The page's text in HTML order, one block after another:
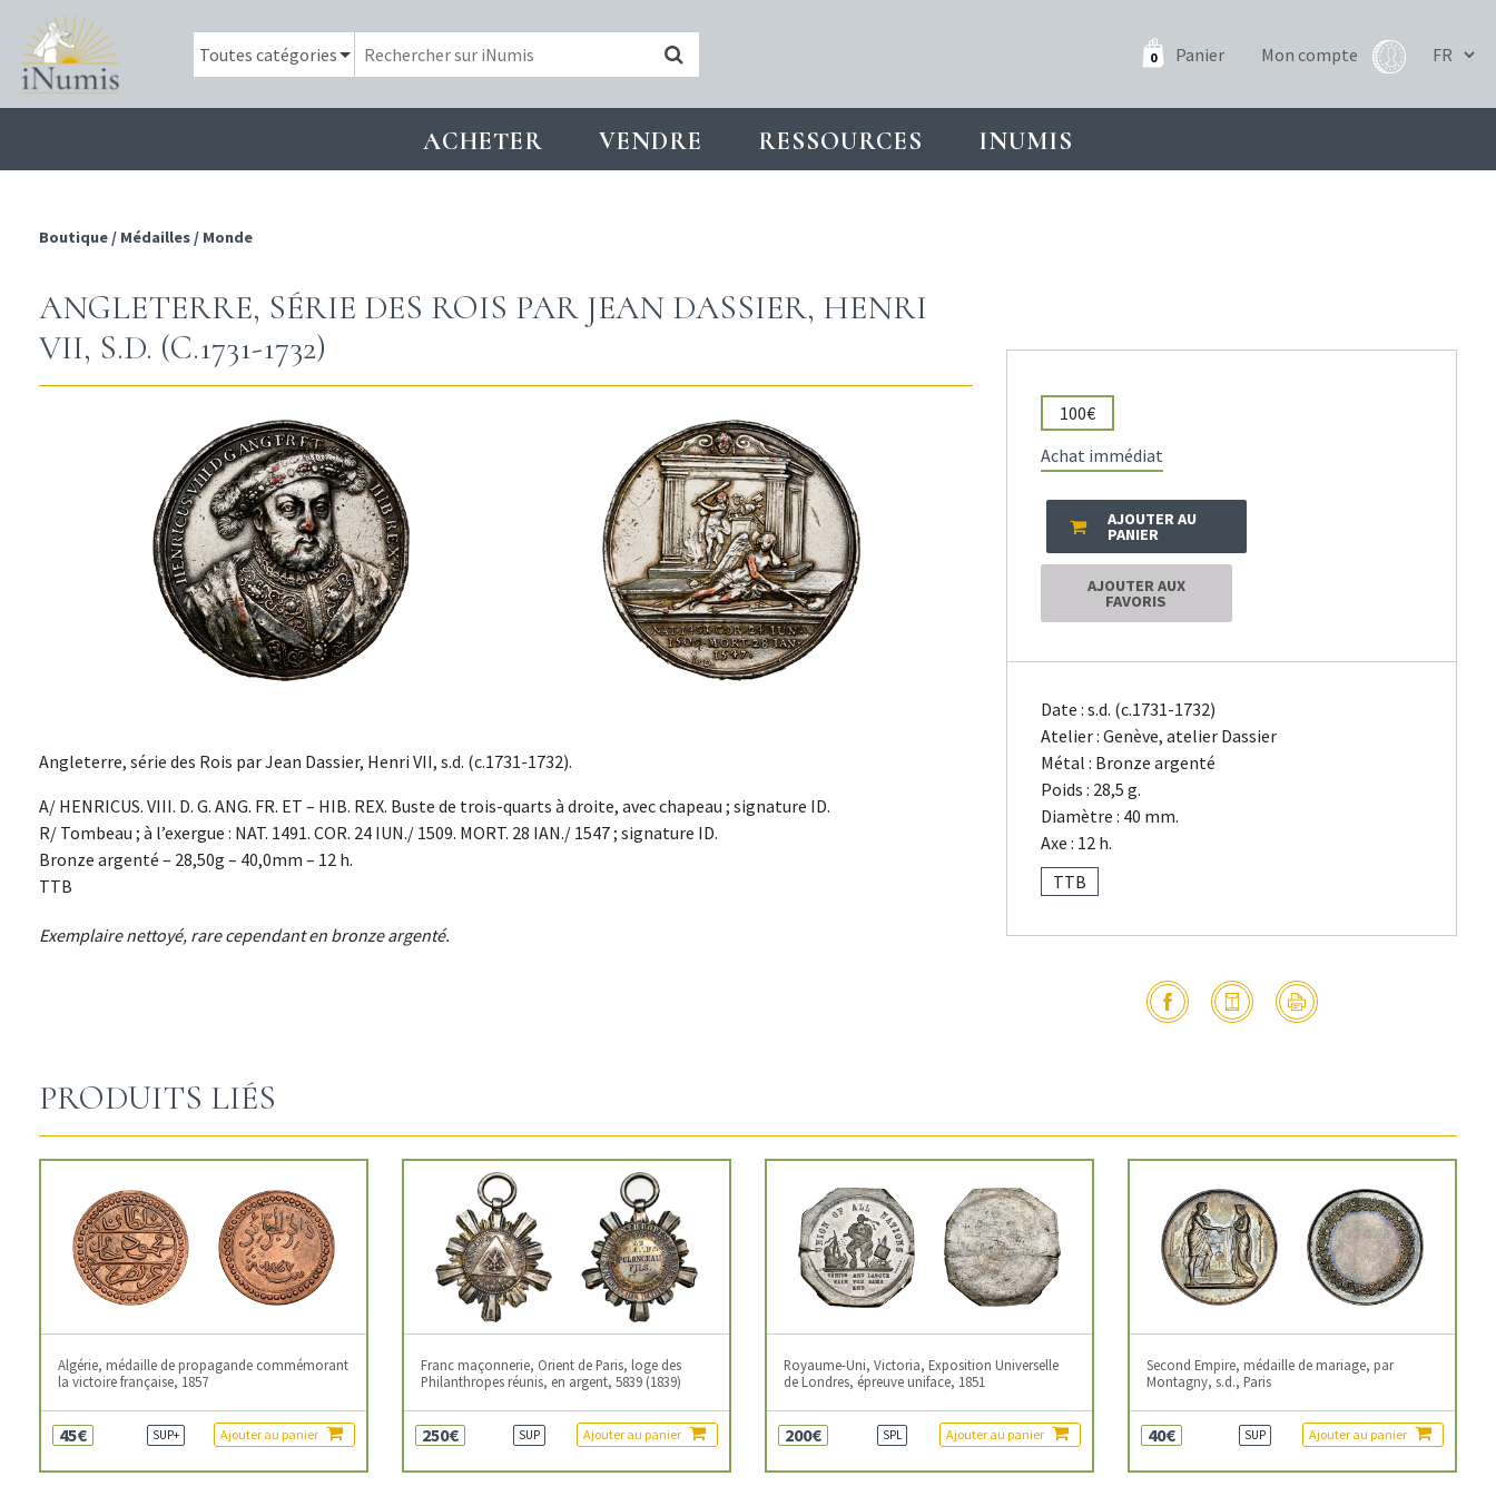
0 Panier Mon compte
ACHETER VENDRE RESSOURCES INUMIS
Boutique / Médailles / Monde
ANGLETERRE, SÉRIE DES ROIS PAR JEAN DASSIER, HENRI
VII, S.D. (C.1731-1732)
Angleterre, série des Rois par Jean Dassier, Henri VII, s.d. (c.1731-1732).
A/ HENRICUS. VIII. D. G. ANG. FR. ET – HIB. REX. Buste de trois-quarts à droite, avec chapeau ; signature ID.
R/ Tombeau ; à l’exergue : NAT. 1491. COR. 24 IUN./ 1509. MORT. 28 IAN./ 1547 ; signature ID.
Bronze argenté – 28,50g – 40,0mm – 12 h.
TTB
Exemplaire nettoyé, rare cependant en bronze argenté.
100€
Achat immédiat
AJOUTER AU
PANIER
AJOUTER AUX
FAVORIS
Date : s.d. (c.1731-1732)
Atelier : Genève, atelier Dassier
Métal : Bronze argenté
Poids : 28,5 g.
Diamètre : 40 mm.
Axe : 12 h.
TTB
PRODUITS LIÉS
Algérie, médaille de propagande commémorant
la victoire française, 1857
45€ SUP+ Ajouter au panier
Franc maçonnerie, Orient de Paris, loge des
Philanthropes réunis, en argent, 5839 (1839)
250€ SUP Ajouter au panier
Royaume-Uni, Victoria, Exposition Universelle
de Londres, épreuve uniface, 1851
200€ SPL Ajouter au panier
Second Empire, médaille de mariage, par
Montagny, s.d., Paris
40€ SUP Ajouter au panier